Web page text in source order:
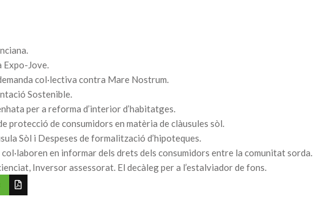
Expo-Jove.
col·lectiva contra Mare Nostrum.
Sostenible.
per a reforma d’interior d’habitatges.
protecció de consumidors en matèria de clàusules sòl.
Sòl i Despeses de formalització d’hipoteques.
col·laboren en informar dels drets dels consumidors entre la comunitat sorda.
Inversor assessorat. El decàleg per a l’estalviador de fons.